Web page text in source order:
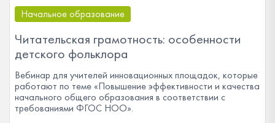
Начальное образование
Читательская грамотность: особенности
детского фольклора
Вебинар для учителей инновационных площадок, которые
работают по теме «Повышение эффективности и качества
начального общего образования в соответствии с
требованиями ФГОС НОО».